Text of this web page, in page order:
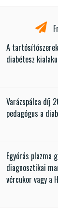
A
diabétesz
Varázspálca díj
pedagógus a
Egyórás plazma
diagnosztikai
vércukor vagy a